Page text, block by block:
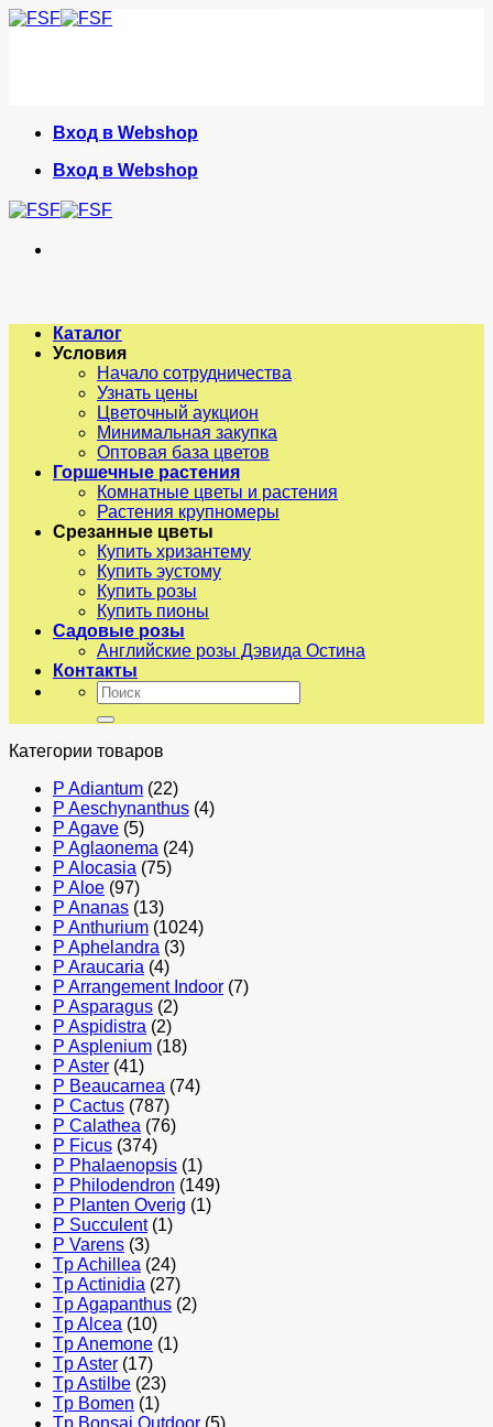
Skip
Вход в Webshop
Вход в Webshop
Каталог
Условия
Начало сотрудничества
Узнать цены
Цветочный аукцион
Минимальная закупка
Оптовая база цветов
Горшечные растения
Комнатные цветы и растения
Растения крупномеры
Срезанные цветы
Купить хризантему
Купить эустому
Купить розы
Купить пионы
Садовые розы
Английские розы Дэвида Остина
Контакты
Искать:
Категории товаров
P Adiantum (22)
P Aeschynanthus (4)
P Agave (5)
P Aglaonema (24)
P Alocasia (75)
P Aloe (97)
P Ananas (13)
P Anthurium (1024)
P Aphelandra (3)
P Araucaria (4)
P Arrangement Indoor (7)
P Asparagus (2)
P Aspidistra (2)
P Asplenium (18)
P Aster (41)
P Beaucarnea (74)
P Cactus (787)
P Calathea (76)
P Ficus (374)
P Phalaenopsis (1)
P Philodendron (149)
P Planten Overig (1)
P Succulent (1)
P Varens (3)
Tp Achillea (24)
Tp Actinidia (27)
Tp Agapanthus (2)
Tp Alcea (10)
Tp Anemone (1)
Tp Aster (17)
Tp Astilbe (23)
Tp Bomen (1)
Tp Bonsai Outdoor (5)